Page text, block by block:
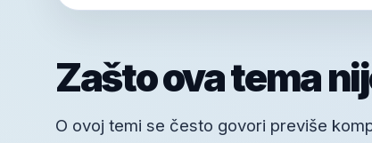
Zašto ova tema
O ovoj temi se često govori previše